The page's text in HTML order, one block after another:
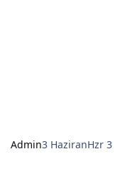
Admin3 HaziranHzr 3